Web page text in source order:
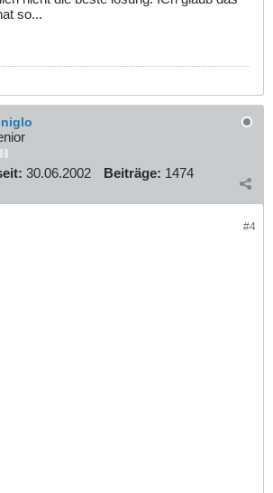
so...
30.06.2002 Beiträge: 1474
#4